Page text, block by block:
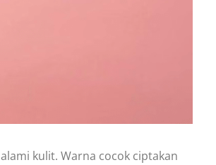
kulit. Warna cocok ciptakan